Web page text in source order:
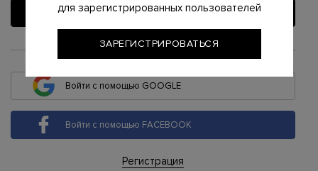
ВОЙТИ
или
Войти с помощью GOOGLE
Войти с помощью FACEBOOK
Регистрация
для зарегистрированных пользователей
ЗАРЕГИСТРИРОВАТЬСЯ